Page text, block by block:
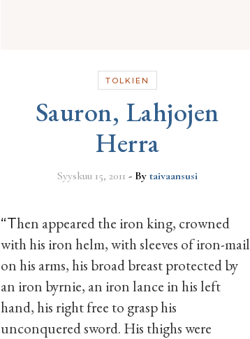
TOLKIEN
Sauron, Lahjojen
Herra
Syyskuu 15, 2011 - By taivaansusi
“Then appeared the iron king, crowned
with his iron helm, with sleeves of iron-mail
on his arms, his broad breast protected by
an iron byrnie, an iron lance in his left
hand, his right free to grasp his
unconquered sword. His thighs were